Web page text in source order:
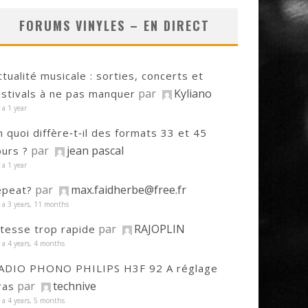
FORUMS VINYLES – EN DIRECT
musicale : sorties, concerts et
à ne pas manquer par Kyliano
a 1 year
quoi diffère‑t‑il des formats 33 et 45
? par jean pascal
a 1 year
par max.faidherbe@free.fr
a 3 years, 11 months
trop rapide par RAJOPLIN
a 4 years, 4 months
PHONO PHILIPS H3F 92 A réglage
par technive
a 4 years, 5 months